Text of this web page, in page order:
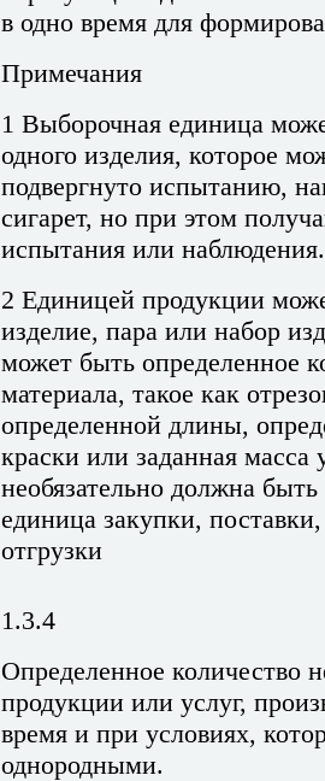
в одно время для
Примечания
1 Выборочная единица
одного изделия, которое
подвергнуто испытанию,
сигарет, но при этом
испытания или наблюдения.
2 Единицей продукции
изделие, пара или набор
может быть определенное
материала, такое как
определенной длины,
краски или заданная масса
необязательно должна
единица закупки,
отгрузки
1.3.4
Определенное количество
продукции или услуг,
время и при условиях,
однородными.